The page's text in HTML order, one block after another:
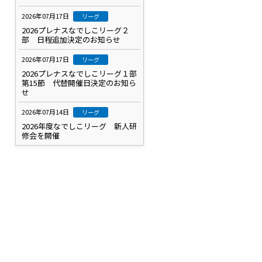
2026年07月17日 リーグ
2026プレナスなでしこリーグ２
部 日程追加決定のお知らせ
2026年07月17日 リーグ
2026プレナスなでしこリーグ１部
第15節 代替開催日決定のお知ら
せ
2026年07月14日 リーグ
2026年度なでしこリーグ 新人研
修会を開催